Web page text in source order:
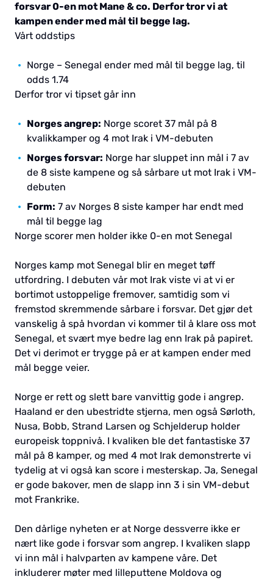
forsvar 0-en mot Mane & co. Derfor tror vi at
kampen ender med mål til begge lag.
Vårt oddstips
Norge – Senegal ender med mål til begge lag, til
odds 1.74
Derfor tror vi tipset går inn
Norges angrep: Norge scoret 37 mål på 8
kvalikkamper og 4 mot Irak i VM-debuten
Norges forsvar: Norge har sluppet inn mål i 7 av
de 8 siste kampene og så sårbare ut mot Irak i VM-
debuten
Form: 7 av Norges 8 siste kamper har endt med
mål til begge lag
Norge scorer men holder ikke 0-en mot Senegal
Norges kamp mot Senegal blir en meget tøff
utfordring. I debuten vår mot Irak viste vi at vi er
bortimot ustoppelige fremover, samtidig som vi
fremstod skremmende sårbare i forsvar. Det gjør det
vanskelig å spå hvordan vi kommer til å klare oss mot
Senegal, et svært mye bedre lag enn Irak på papiret.
Det vi derimot er trygge på er at kampen ender med
mål begge veier.
Norge er rett og slett bare vanvittig gode i angrep.
Haaland er den ubestridte stjerna, men også Sørloth,
Nusa, Bobb, Strand Larsen og Schjelderup holder
europeisk toppnivå. I kvaliken ble det fantastiske 37
mål på 8 kamper, og med 4 mot Irak demonstrerte vi
tydelig at vi også kan score i mesterskap. Ja, Senegal
er gode bakover, men de slapp inn 3 i sin VM-debut
mot Frankrike.
Den dårlige nyheten er at Norge dessverre ikke er
nært like gode i forsvar som angrep. I kvaliken slapp
vi inn mål i halvparten av kampene våre. Det
inkluderer møter med lilleputtene Moldova og